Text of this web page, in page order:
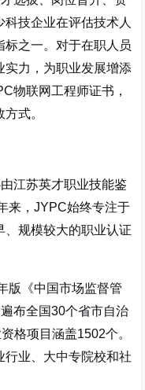
技企业在评估技术人
标之一。对于在职人员
实力，为职业发展增添
物联网工程师证书，
式。
江苏英才职业技能鉴
来，JYPC始终专注于
、规模较大的职业认证
版《中国市场监督管
布全国30个省市自治
格项目涵盖1502个。
行业、大中专院校和社